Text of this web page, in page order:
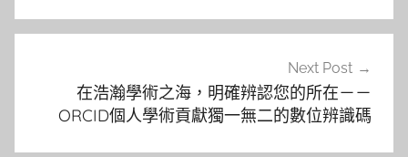
覽
Next Post
在浩瀚學術之海，明確辨認您的所在－－
ORCID個人學術貢獻獨一無二的數位辨識碼